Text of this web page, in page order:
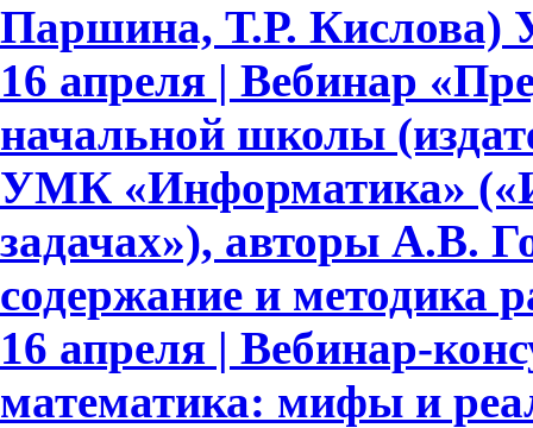
Паршина, Т.Р. Кислова)
16 апреля | Вебинар
начальной школы
УМК «Информатика»
задачах»), авторы А.В.
содержание и методика
16 апреля | Вебинар-
математика: мифы и